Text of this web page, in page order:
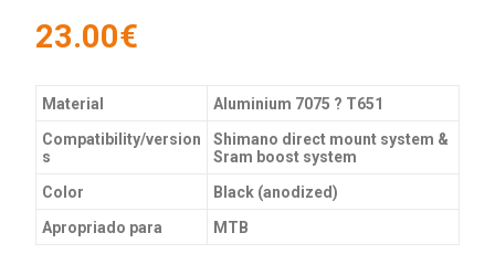
23.00€
Material
Aluminium 7075 ? T651
Compatibility/version
s
Shimano direct mount system &
Sram boost system
Color
Black (anodized)
Apropriado para
MTB